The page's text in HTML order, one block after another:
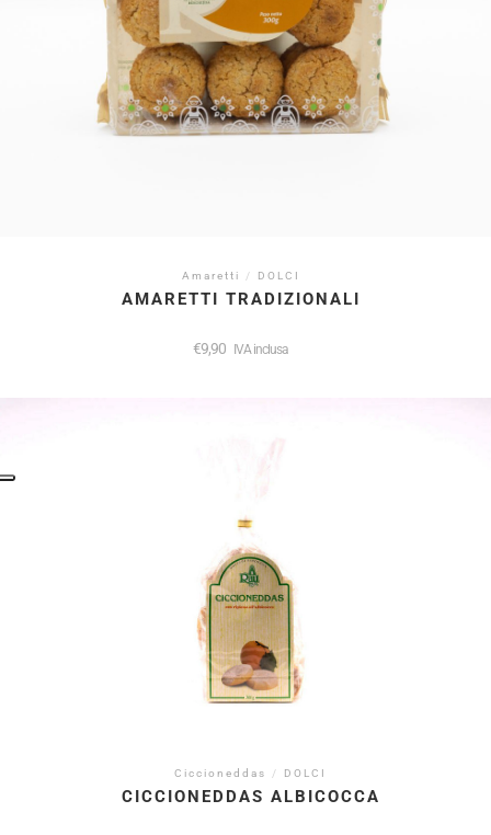
Amaretti / DOLCI
AMARETTI TRADIZIONALI
€9,90 IVA inclusa
Ciccioneddas / DOLCI
CICCIONEDDAS ALBICOCCA